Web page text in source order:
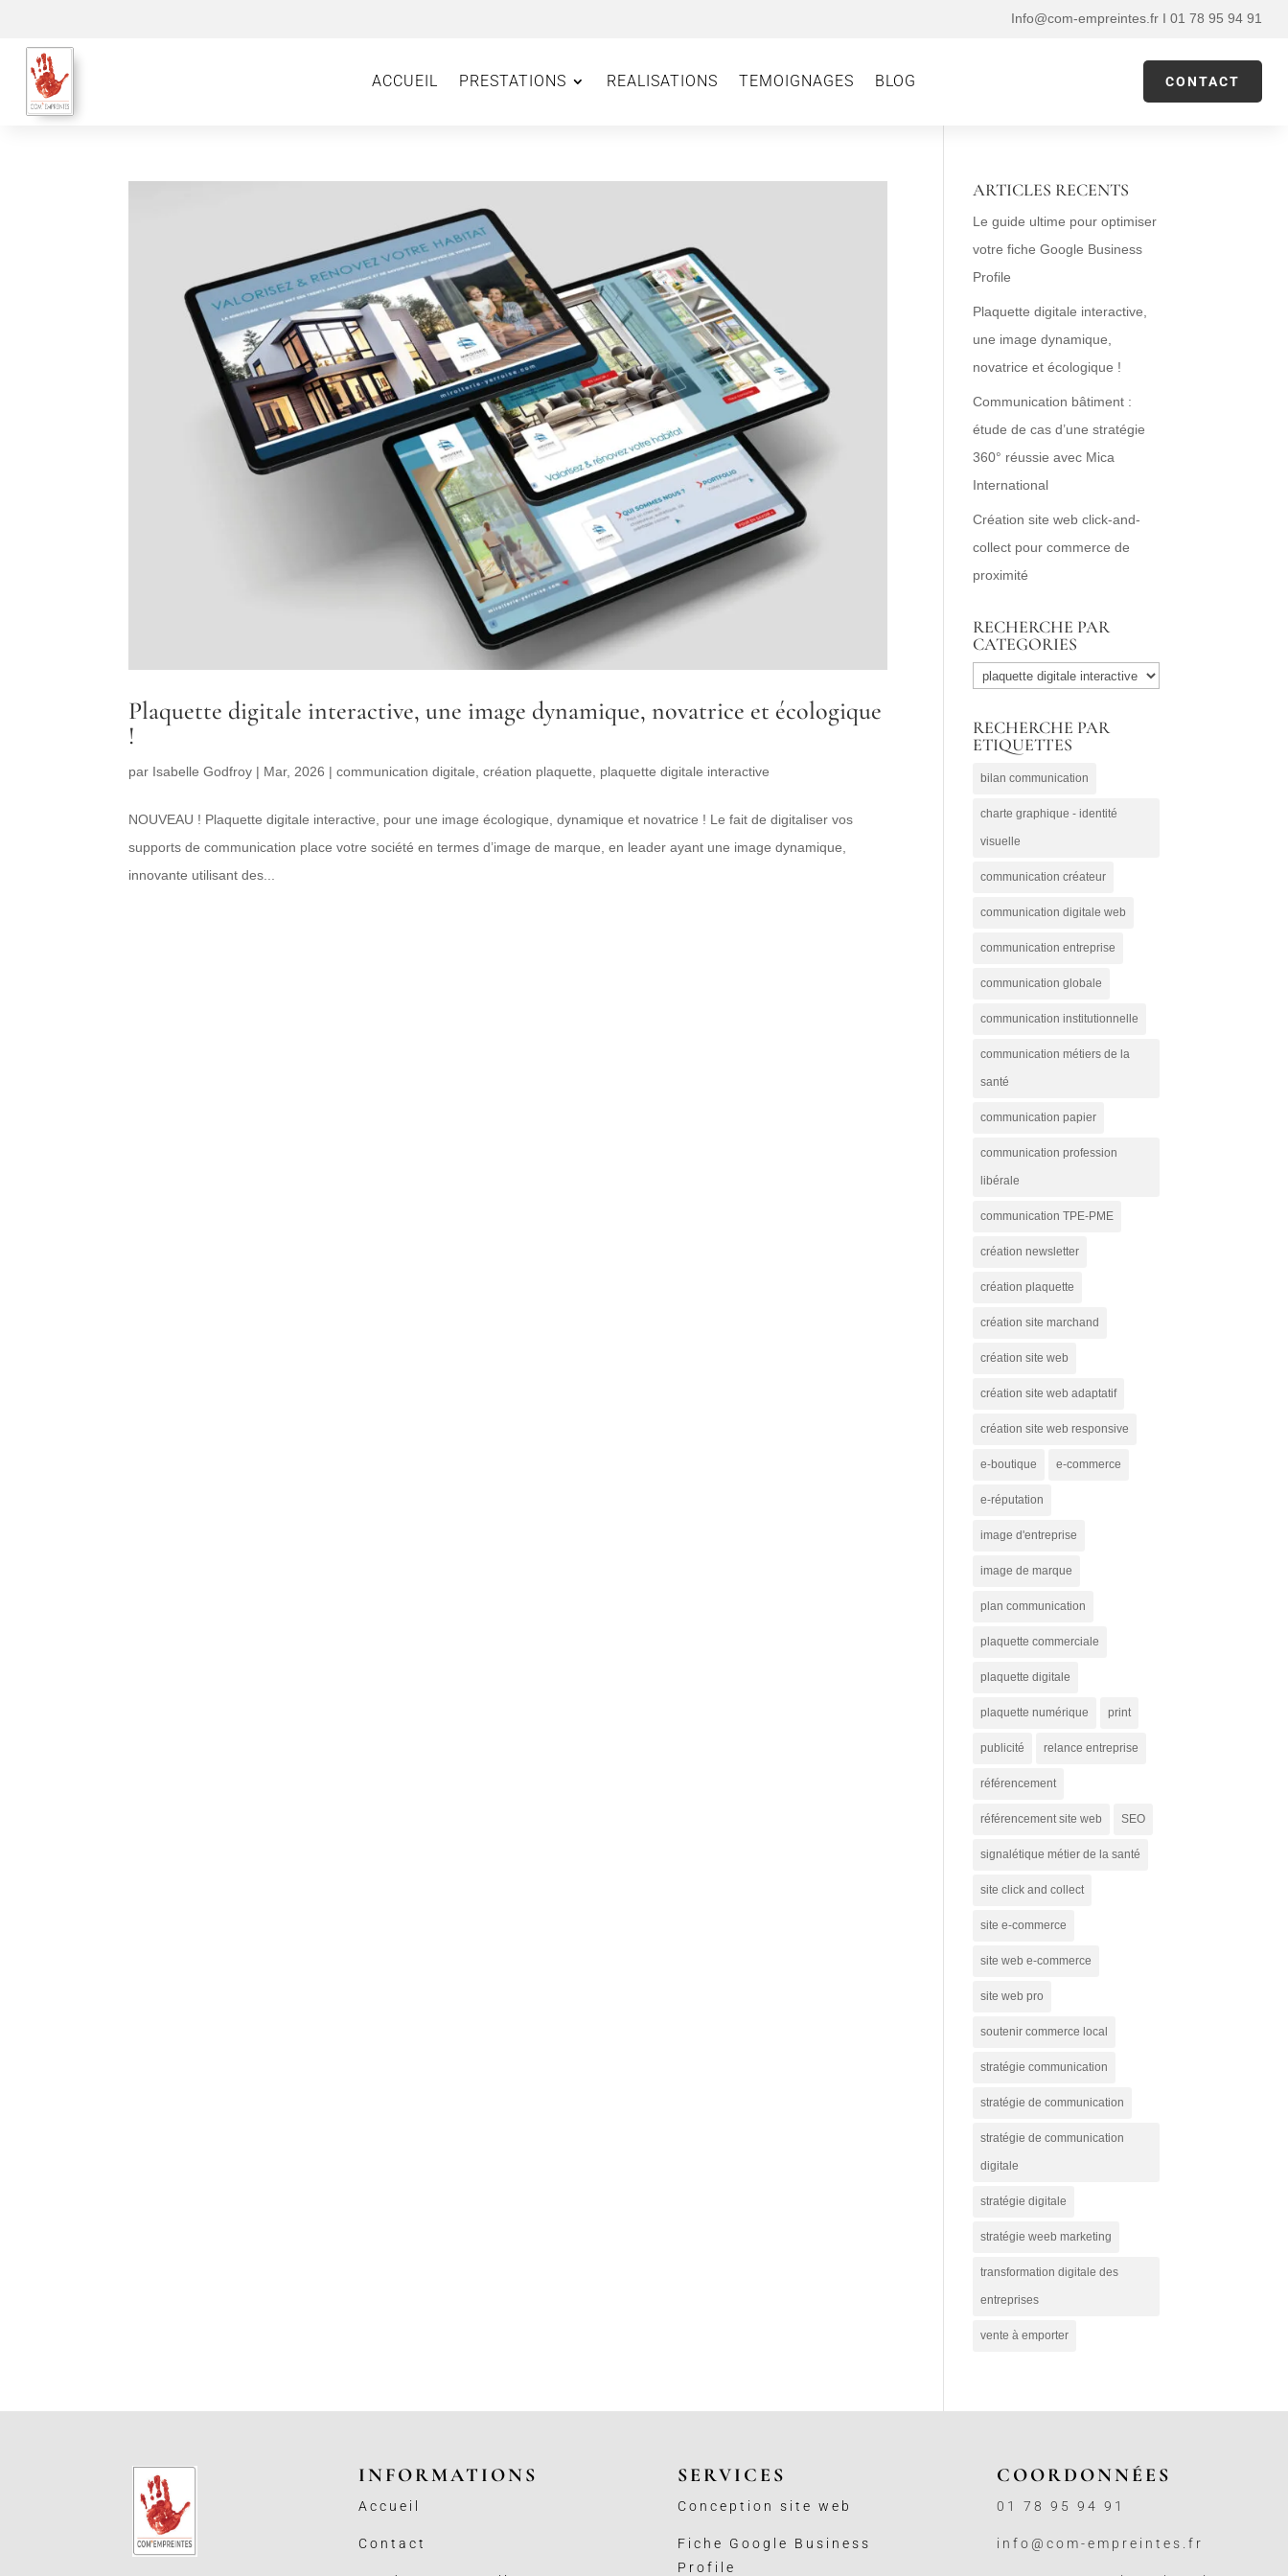
Info@com-empreintes.fr I 01 78 95 94 91
ACCUEIL PRESTATIONS REALISATIONS TEMOIGNAGES BLOG CONTACT
Plaquette digitale interactive, une image dynamique, novatrice et écologique
!
par Isabelle Godfroy | Mar, 2026 |communication digitale ,création plaquette plaquette digitale interactive
NOUVEAU ! Plaquette digitale interactive, pour une image écologique, dynamique et novatrice ! Le fait de digitaliser vos
supports de communication place votre société en termes d’image de marque, en leader ayant une image dynamique,
innovante utilisant des...
ARTICLES RECENTS
Le guide ultime pour optimiser
votre fiche Google Business
Profile
Plaquette digitale interactive,
une image dynamique,
novatrice et écologique !
Communication bâtiment :
étude de cas d’une stratégie
360° réussie avec Mica
International
Création site web click-and-
collect pour commerce de
proximité
RECHERCHE PAR
CATEGORIES
RECHERCHE
CATEGORIES
RECHERCHE PAR
ETIQUETTES
bilan communication
charte graphique - identité
visuelle
communication créateur
communication digitale web
communication entreprise
communication globale
communication institutionnelle
communication métiers de la
santé
communication papier
communication profession
libérale
communication TPE-PME
création newsletter
création plaquette
création site marchand
création site web
création site web adaptatif
création site web responsive
e-boutique e-commerce
e-réputation
image d'entreprise
image de marque
plan communication
plaquette commerciale
plaquette digitale
plaquette numérique print
publicité relance entreprise
référencement
référencement site web SEO
signalétique métier de la santé
site click and collect
site e-commerce
site web e-commerce
site web pro
soutenir commerce local
stratégie communication
stratégie de communication
stratégie de communication
digitale
stratégie digitale
stratégie weeb marketing
transformation digitale des
entreprises
vente à emporter
INFORMATIONS
Accueil
Contact
SERVICES
Conception site web
Fiche Google Business
Profile
COORDONNÉES
01 78 95 94 91
info@com-empreintes.fr